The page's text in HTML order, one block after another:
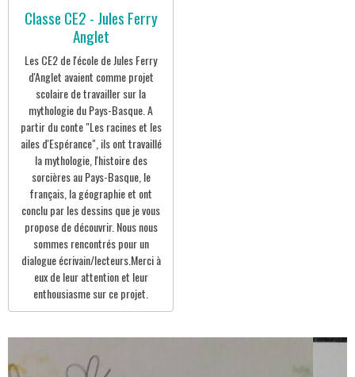
Classe CE2 - Jules Ferry
Anglet
Les CE2 de l'école de Jules Ferry
d'Anglet avaient comme projet
scolaire de travailler sur la
mythologie du Pays-Basque. A
partir du conte "Les racines et les
ailes d'Espérance", ils ont travaillé
la mythologie, l'histoire des
sorcières au Pays-Basque, le
français, la géographie et ont
conclu par les dessins que je vous
propose de découvrir. Nous nous
sommes rencontrés pour un
dialogue écrivain/lecteurs.Merci à
eux de leur attention et leur
enthousiasme sur ce projet.